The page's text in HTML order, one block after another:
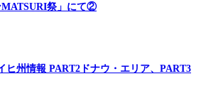
MATSURI祭」にて②
ヒ州情報 PART2ドナウ・エリア、PART3